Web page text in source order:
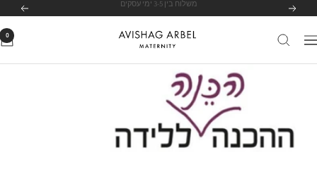
הקודם לרשימת הסניפים שלנו לחצי כאן הבא
ניווט
Avishag
Maternity
0